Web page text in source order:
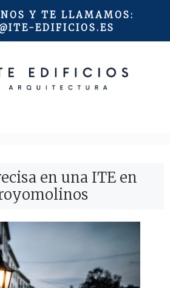
Y TE LLAMAMOS:
EDIFICIOS.ES
en una ITE en